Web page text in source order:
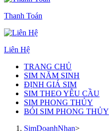
Thanh Toán
Liên Hệ
TRANG CHỦ
SIM NĂM SINH
ĐỊNH GIÁ SIM
SIM THEO YÊU CẦU
SIM PHONG THỦY
BÓI SIM PHONG THỦY
SimDoanhNhan>